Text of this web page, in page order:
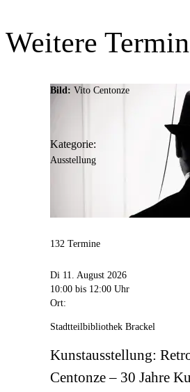
Anschrift
44309 Dortmund
Weitere
Bild: Vito Centonze
Kategorie:
Ausstellung
132 Termine
Di 11. August 2026
10:00 bis 12:00 Uhr
Ort:
Stadtteilbibliothek Brackel
Kunstausstellung:
Centonze – 30 Jahre